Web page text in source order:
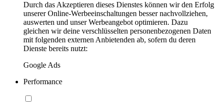
Durch das Akzeptieren dieses Dienstes können wir den Erfolg
unserer Online-Werbeeinschaltungen besser nachvollziehen,
auswerten und unser Werbeangebot optimieren. Dazu
gleichen wir deine verschlüsselten personenbezogenen Daten
mit folgenden externen Anbietenden ab, sofern du deren
Dienste bereits nutzt:
Google Ads
Performance